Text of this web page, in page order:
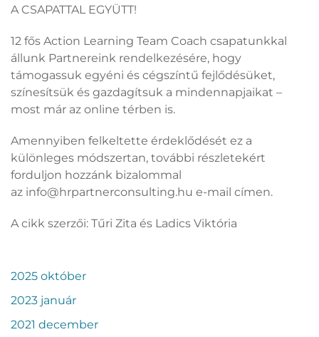
A CSAPATTAL EGYÜTT!
12 fős Action Learning Team Coach csapatunkkal
állunk Partnereink rendelkezésére, hogy
támogassuk egyéni és cégszíntű fejlődésüket,
színesítsük és gazdagítsuk a mindennapjaikat –
most már az online térben is.
Amennyiben felkeltette érdeklődését ez a
különleges módszertan, további részletekért
forduljon hozzánk bizalommal
az info@hrpartnerconsulting.hu e-mail címen.
A cikk szerzői: Tűri Zita és Ladics Viktória
2025 október
2023 január
2021 december